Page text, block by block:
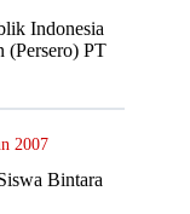
Indonesia
(Persero) PT
2007
Bintara